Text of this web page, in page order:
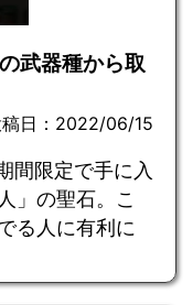
武器種から取
日：2022/06/15
間限定で手に入
」の聖石。こ
る人に有利に